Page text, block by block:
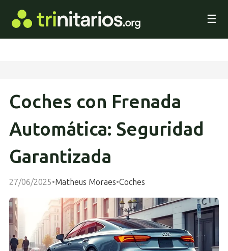
☰
Coches con Frenada
Automática: Seguridad
Garantizada
27/06/2025•Matheus Moraes•Coches